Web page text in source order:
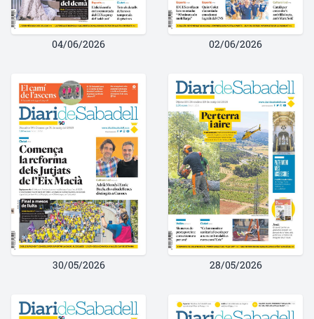
04/06/2026 02/06/2026
30/05/2026 28/05/2026